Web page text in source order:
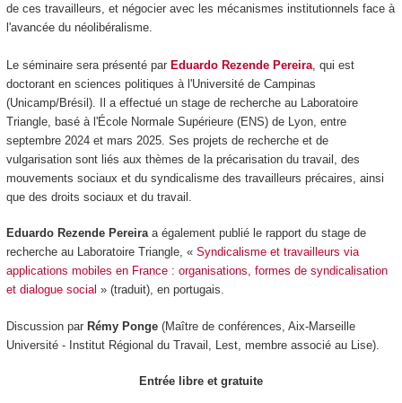
de ces travailleurs, et négocier avec les mécanismes institutionnels face à
l'avancée du néolibéralisme.
Le séminaire sera présenté par Eduardo Rezende Pereira, qui est
doctorant en sciences politiques à l'Université de Campinas
(Unicamp/Brésil). Il a effectué un stage de recherche au Laboratoire
Triangle, basé à l'École Normale Supérieure (ENS) de Lyon, entre
septembre 2024 et mars 2025. Ses projets de recherche et de
vulgarisation sont liés aux thèmes de la précarisation du travail, des
mouvements sociaux et du syndicalisme des travailleurs précaires, ainsi
que des droits sociaux et du travail.
Eduardo Rezende Pereiraa également publié le rapport du stage de
recherche au Laboratoire Triangle, « Syndicalisme et travailleurs via
applications mobiles en France : organisations, formes de syndicalisation
et dialogue social » (traduit), en portugais.
Discussion par Rémy Ponge(Maître de conférences, Aix-Marseille
Université - Institut Régional du Travail, Lest, membre associé au Lise).
Entrée libre et gratuite